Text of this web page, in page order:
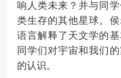
响人类未来？并与同
类生存的其他星球。
语言解释了天文学的
同学们对宇宙和我们
的认识。